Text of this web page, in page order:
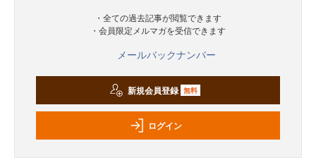
・全ての過去記事が閲覧できます
・会員限定メルマガを受信できます
メールバックナンバー
新規会員登録 無料
ログイン